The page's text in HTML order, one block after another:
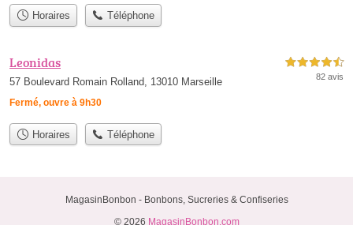
Horaires Téléphone
Leonidas
57 Boulevard Romain Rolland, 13010 Marseille
Fermé, ouvre à 9h30
4,5 étoiles sur 5
82 avis
Horaires Téléphone
MagasinBonbon - Bonbons, Sucreries & Confiseries
© 2026 MagasinBonbon.com